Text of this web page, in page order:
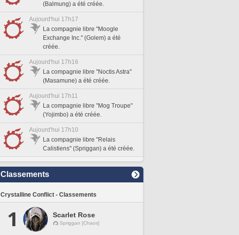
(Balmung) a été créée.
Aujourd'hui 17h17
La compagnie libre "Moogle
Exchange Inc." (Golem) a été
créée.
Aujourd'hui 17h16
La compagnie libre "Noctis Astra"
(Masamune) a été créée.
Aujourd'hui 17h11
La compagnie libre "Mog Troupe"
(Yojimbo) a été créée.
Aujourd'hui 17h10
La compagnie libre "Relais
Calistiens" (Spriggan) a été créée.
Classements
Crystalline Conflict - Classements
1 Scarlet Rose
Spriggan [Chaos]